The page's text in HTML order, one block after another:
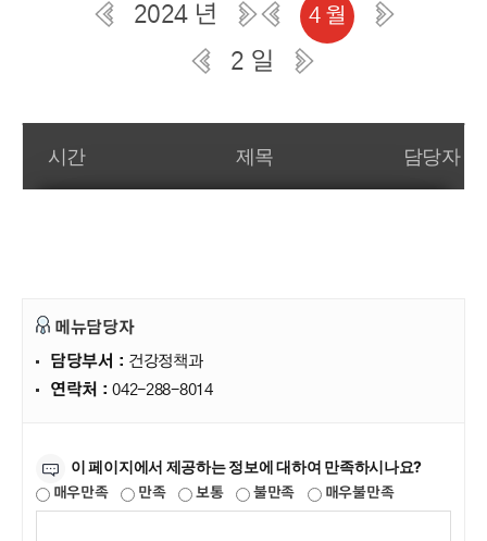
2024 년 4 월
2 일
일간 부서일정관리
시간 제목 담당자
메뉴담당자
담당부서 : 건강정책과
연락처 :042-288-8014
이 페이지에서 제공하는 정보에 대하여 만족하시나요?
매우만족 만족 보통 불만족 매우불만족